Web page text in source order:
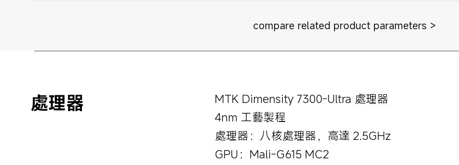
compare related product parameters >
處理器
MTK Dimensity 7300-Ultra 處理器
4nm 工藝製程
處理器：八核處理器，高達 2.5GHz
GPU：Mali-G615 MC2